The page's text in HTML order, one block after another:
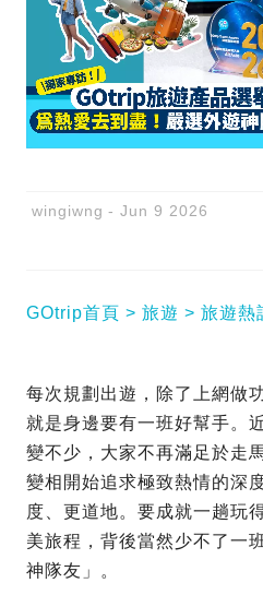
wingiwng Jun 9 2026
GOtrip首頁 旅遊 旅遊熱
每次規劃出遊，除了上網做
就是身邊要有一班好幫手。
變不少，大家不再滿足於走
變相開始追求極致熱情的深
度、更道地。要成就一趟玩
美旅程，背後當然少不了一
神隊友」。